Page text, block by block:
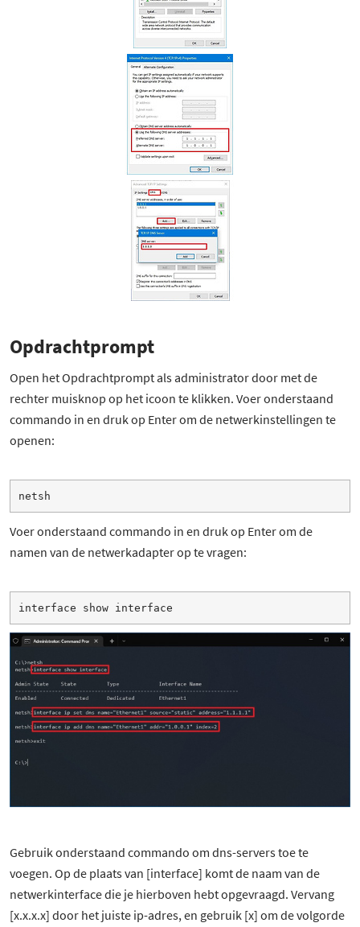
Opdrachtprompt
Open het Opdrachtprompt als administrator door met de
rechter muisknop op het icoon te klikken. Voer onderstaand
commando in en druk op Enter om de netwerkinstellingen te
openen:
netsh
Voer onderstaand commando in en druk op Enter om de
namen van de netwerkadapter op te vragen:
interface show interface
Gebruik onderstaand commando om dns-servers toe te
voegen. Op de plaats van [interface] komt de naam van de
netwerkinterface die je hierboven hebt opgevraagd. Vervang
[x.x.x.x] door het juiste ip-adres, en gebruik [x] om de volgorde